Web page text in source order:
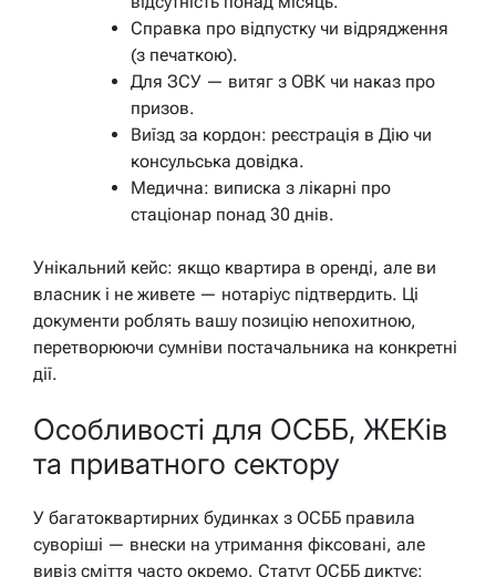
Справка про відпустку чи відрядження
(з печаткою).
Для ЗСУ — витяг з ОВК чи наказ про
призов.
Виїзд за кордон: реєстрація в Дію чи
консульська довідка.
Медична: виписка з лікарні про
стаціонар понад 30 днів.
Унікальний кейс: якщо квартира в оренді, але ви
власник і не живете — нотаріус підтвердить. Ці
документи роблять вашу позицію непохитною,
перетворюючи сумніви постачальника на конкретні
дії.
Особливості для ОСББ, ЖЕКів
та приватного сектору
У багатоквартирних будинках з ОСББ правила
суворіші — внески на утримання фіксовані, але
вивіз сміття часто окремо. Статут ОСББ диктує: